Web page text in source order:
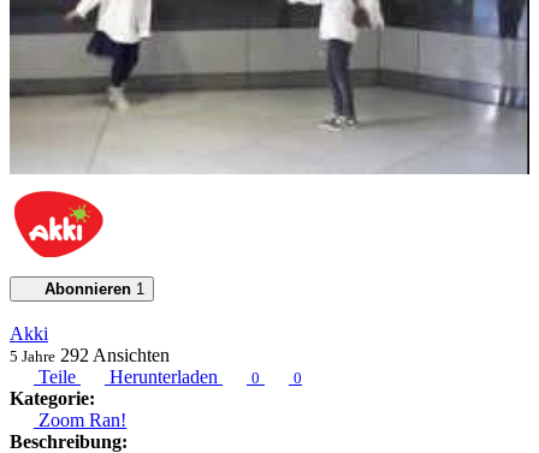
Abonnieren 1
Akki
5 Jahre 292 Ansichten
Teile
Herunterladen 0 0
Kategorie:
Zoom Ran!
Beschreibung: